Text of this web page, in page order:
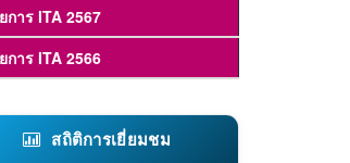
าร ITA 2567
าร ITA 2566
สถิติการเยี่ยมชม